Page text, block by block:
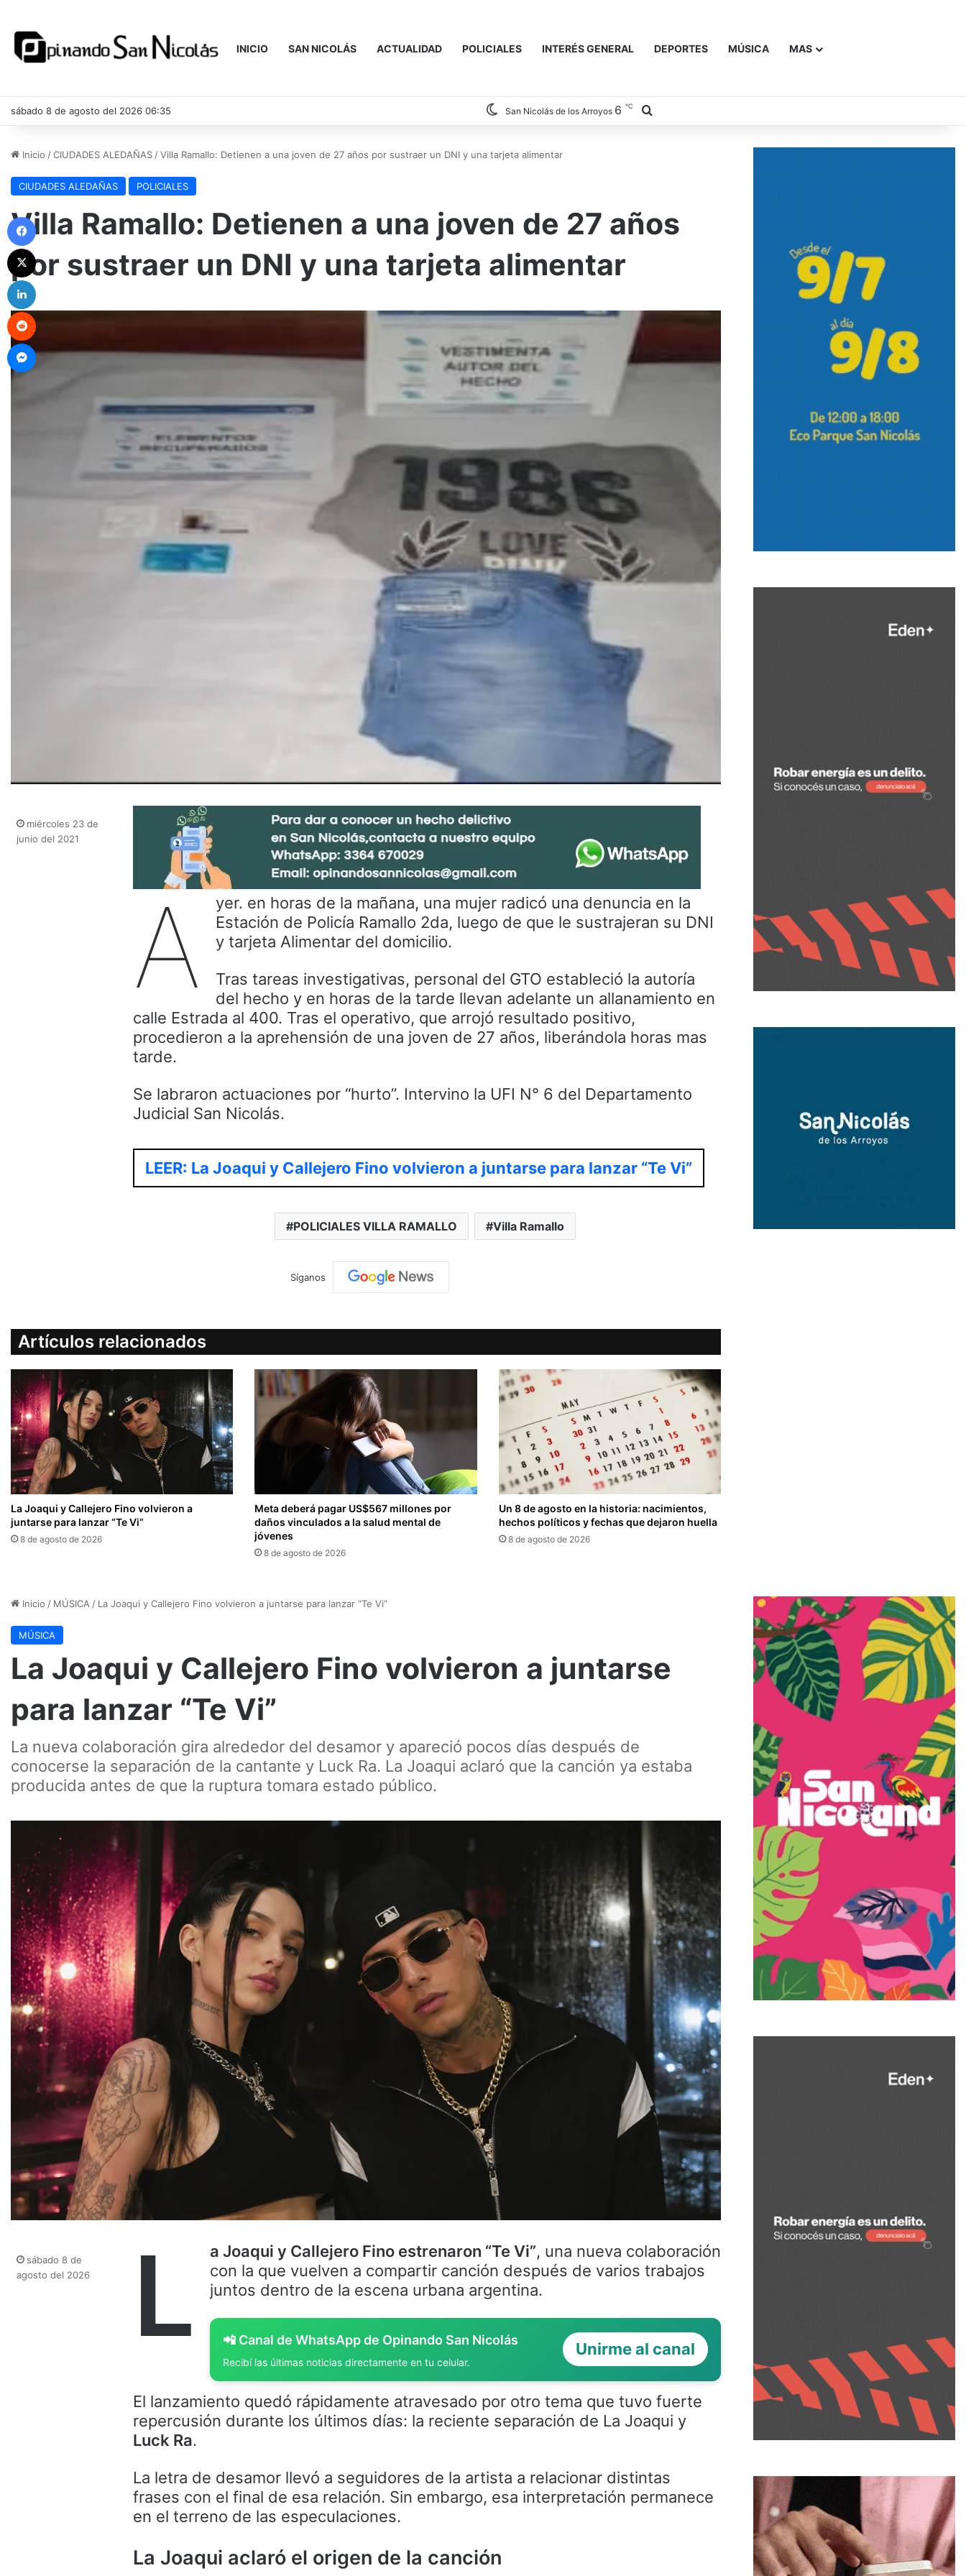
INICIO SAN NICOLÁS ACTUALIDAD POLICIALES INTERÉS GENERAL DEPORTES MÚSICA MAS
sábado 8 de agosto del 2026 06:35 San Nicolás de los Arroyos 6 ℃
Inicio /CIUDADES ALEDAÑAS /Villa Ramallo: Detienen a una joven de 27 años por sustraer un DNI y una tarjeta alimentar
CIUDADES ALEDAÑAS POLICIALES
Villa Ramallo: Detienen a una joven de 27 años
por sustraer un DNI y una tarjeta alimentar
A
yer. en horas de la mañana, una mujer radicó una denuncia en la
Estación de Policía Ramallo 2da, luego de que le sustrajeran su DNI
y tarjeta Alimentar del domicilio.
Tras tareas investigativas, personal del GTO estableció la autoría
del hecho y en horas de la tarde llevan adelante un allanamiento en
calle Estrada al 400. Tras el operativo, que arrojó resultado positivo,
procedieron a la aprehensión de una joven de 27 años, liberándola horas mas
tarde.
Se labraron actuaciones por “hurto”. Intervino la UFI N° 6 del Departamento
Judicial San Nicolás.
LEER: La Joaqui y Callejero Fino volvieron a juntarse para lanzar “Te Vi”
POLICIALES VILLA RAMALLO Villa Ramallo
miércoles 23 de
junio del 2021
Síganos
Artículos relacionados
La Joaqui y Callejero Fino volvieron a
juntarse para lanzar “Te Vi”
8 de agosto de 2026
Meta deberá pagar US$567 millones por
daños vinculados a la salud mental de
jóvenes
8 de agosto de 2026
Un 8 de agosto en la historia: nacimientos,
hechos políticos y fechas que dejaron huella
8 de agosto de 2026
Facebook
LinkedIn
Reddit